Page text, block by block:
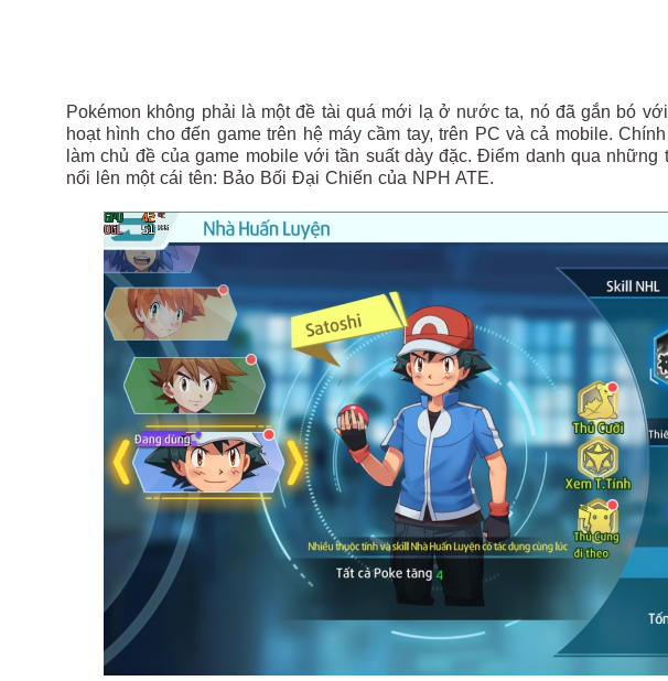
Pokémon không phải là một đề tài quá mới lạ ở nước ta, nó đã gắn bó
hoạt hình cho đến game trên hệ máy cầm tay, trên PC và cả mobile.
làm chủ đề của game mobile với tần suất dày đặc. Điểm danh qua
nổi lên một cái tên: Bảo Bối Đại Chiến của NPH ATE.